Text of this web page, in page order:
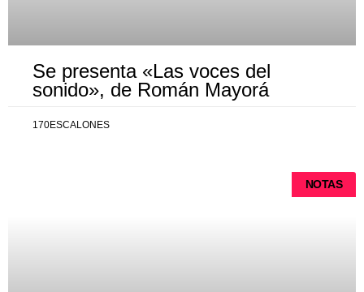
Se presenta «Las voces del
sonido», de Román Mayorá
170ESCALONES
NOTAS